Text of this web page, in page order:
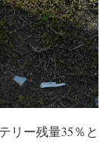
リー残量35％と